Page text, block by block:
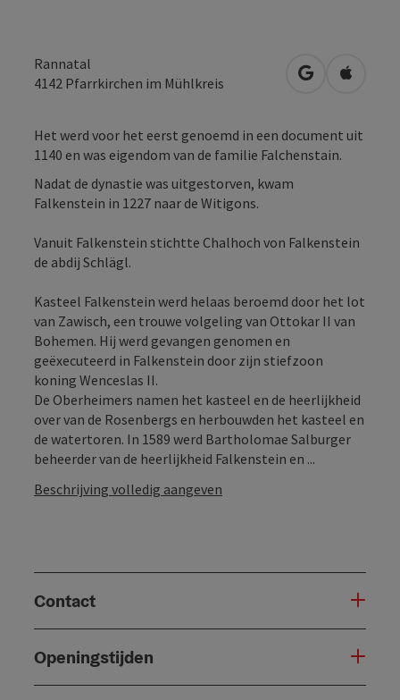
Rannatal
4142 Pfarrkirchen im Mühlkreis Openen in
Het werd voor het eerst genoemd in een document uit
1140 en was eigendom van de familie Falchenstain.
Nadat de dynastie was uitgestorven, kwam
Falkenstein in 1227 naar de Witigons.
Vanuit Falkenstein stichtte Chalhoch von Falkenstein
de abdij Schlägl.
Kasteel Falkenstein werd helaas beroemd door het lot
van Zawisch, een trouwe volgeling van Ottokar II van
Bohemen. Hij werd gevangen genomen en
geëxecuteerd in Falkenstein door zijn stiefzoon
koning Wenceslas II.
De Oberheimers namen het kasteel en de heerlijkheid
over van de Rosenbergs en herbouwden het kasteel en
de watertoren. In 1589 werd Bartholomae Salburger
beheerder van de heerlijkheid Falkenstein en ...
Beschrijving volledig aangeven
Contact
Openingstijden